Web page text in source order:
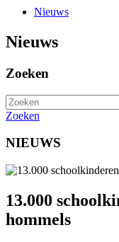
Nieuws
Nieuws
Zoeken
Zoeken
NIEUWS
13.000
hommels